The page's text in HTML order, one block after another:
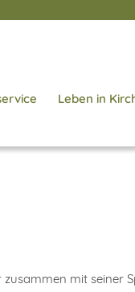
Leben in
mit seiner